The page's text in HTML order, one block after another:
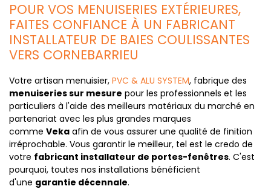
POUR VOS MENUISERIES EXTÉRIEURES,
FAITES CONFIANCE À UN FABRICANT
INSTALLATEUR DE BAIES COULISSANTES
VERS CORNEBARRIEU
Votre artisan menuisier, PVC & ALU SYSTEM, fabrique des
menuiseries sur mesure pour les professionnels et les
particuliers à l'aide des meilleurs matériaux du marché en
partenariat avec les plus grandes marques
comme Veka afin de vous assurer une qualité de finition
irréprochable. Vous garantir le meilleur, tel est le credo de
votre fabricant installateur de portes-fenêtres. C'est
pourquoi, toutes nos installations bénéficient
d'une garantie décennale.